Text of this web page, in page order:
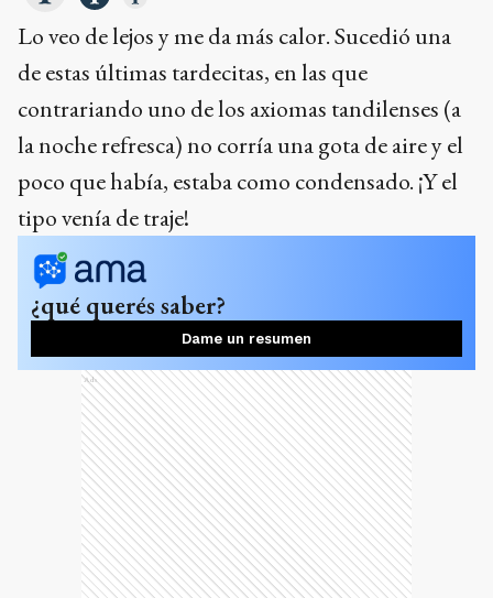
Lo veo de lejos y me da más calor. Sucedió una
de estas últimas tardecitas, en las que
contrariando uno de los axiomas tandilenses (a
la noche refresca) no corría una gota de aire y el
poco que había, estaba como condensado. ¡Y el
tipo venía de traje!
¿qué querés saber?
Dame un resumen
Ads